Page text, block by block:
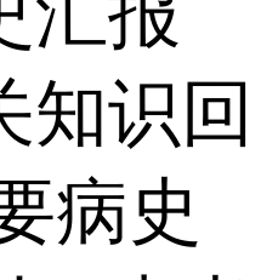
汇报
知识回
病史